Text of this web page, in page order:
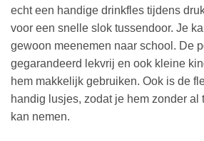
echt een handige drinkfles tijdens
voor een snelle slok tussendoor. Je
gewoon meenemen naar school. De
gegarandeerd lekvrij en ook kleine
hem makkelijk gebruiken. Ook is de
handig lusjes, zodat je hem zonder al
kan nemen.